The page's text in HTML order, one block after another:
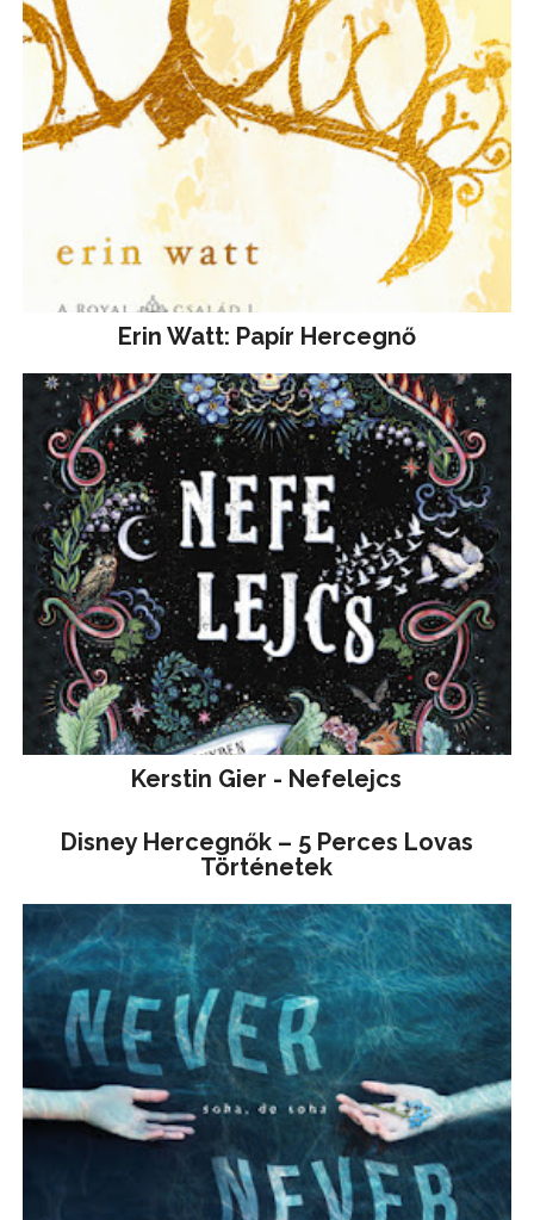
Erin Watt: Papír Hercegnő
Kerstin Gier - Nefelejcs
Disney ​Hercegnők – 5 Perces Lovas
Történetek